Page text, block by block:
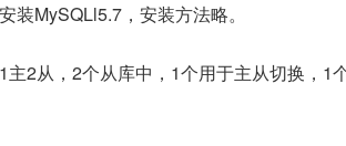
装MySQLl5.7，安装方法略。
2从，2个从库中，1个用于主从切换，1